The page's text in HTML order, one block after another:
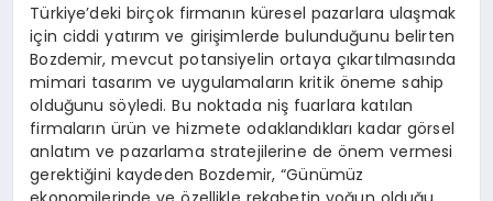
Türkiye’deki birçok firmanın küresel pazarlara ulaşmak
için ciddi yatırım ve girişimlerde bulunduğunu belirten
Bozdemir, mevcut potansiyelin ortaya çıkartılmasında
mimari tasarım ve uygulamaların kritik öneme sahip
olduğunu söyledi. Bu noktada niş fuarlara katılan
firmaların ürün ve hizmete odaklandıkları kadar görsel
anlatım ve pazarlama stratejilerine de önem vermesi
gerektiğini kaydeden Bozdemir, “Günümüz